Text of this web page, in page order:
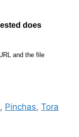
, Pinchas,Tora